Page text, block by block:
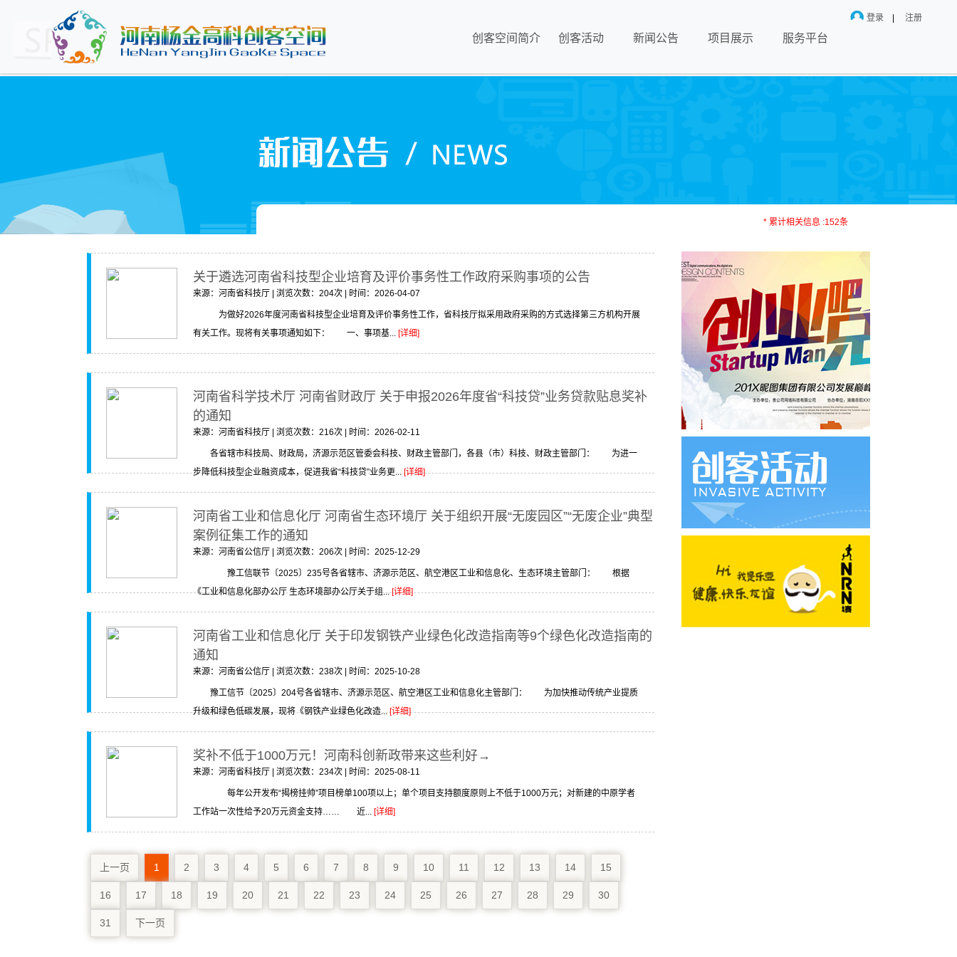
登录 |注册
创客空间简介 创客活动 新闻公告 项目展示 服务平台
* 累计相关信息 :152条
关于遴选河南省科技型企业培育及评价事务性工作政府采购事项的公告
来源：河南省科技厅 | 浏览次数：204次 | 时间：2026-04-07
为做好2026年度河南省科技型企业培育及评价事务性工作，省科技厅拟采用政府采购的方式选择第三方机构开展
有关工作。现将有关事项通知如下： 一、事项基... [详细]
河南省科学技术厅 河南省财政厅 关于申报2026年度省“科技贷”业务贷款贴息奖补
的通知
来源：河南省科技厅 | 浏览次数：216次 | 时间：2026-02-11
各省辖市科技局、财政局，济源示范区管委会科技、财政主管部门，各县（市）科技、财政主管部门： 为进一
步降低科技型企业融资成本，促进我省“科技贷”业务更...[详细]
河南省工业和信息化厅 河南省生态环境厅 关于组织开展“无废园区”“无废企业”典型
案例征集工作的通知
来源：河南省公信厅 | 浏览次数：206次 | 时间：2025-12-29
豫工信联节〔2025〕235号各省辖市、济源示范区、航空港区工业和信息化、生态环境主管部门： 根据
《工业和信息化部办公厅 生态环境部办公厅关于组...[详细]
河南省工业和信息化厅 关于印发钢铁产业绿色化改造指南等9个绿色化改造指南的
通知
来源：河南省公信厅 | 浏览次数：238次 | 时间：2025-10-28
豫工信节〔2025〕204号各省辖市、济源示范区、航空港区工业和信息化主管部门： 为加快推动传统产业提质
升级和绿色低碳发展，现将《钢铁产业绿色化改造...[详细]
奖补不低于1000万元！河南科创新政带来这些利好→
来源：河南省科技厅 | 浏览次数：234次 | 时间：2025-08-11
每年公开发布“揭榜挂帅”项目榜单100项以上；单个项目支持额度原则上不低于1000万元；对新建的中原学者
工作站一次性给予20万元资金支持…… 近... [详细]
上一页 1 2 3 4 5 6 7 8 9 10 11 12 13 14 15
16 17 18 19 20 21 22 23 24 25 26 27 28 29 30
31 下一页